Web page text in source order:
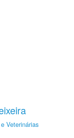
Veterinárias